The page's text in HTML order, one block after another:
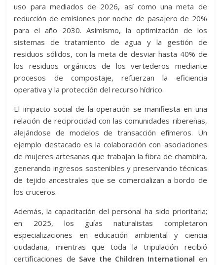
uso para mediados de 2026, así como una meta de
reducción de emisiones por noche de pasajero de 20%
para el año 2030. Asimismo, la optimización de los
sistemas de tratamiento de agua y la gestión de
residuos sólidos, con la meta de desviar hasta 40% de
los residuos orgánicos de los vertederos mediante
procesos de compostaje, refuerzan la eficiencia
operativa y la protección del recurso hídrico.
El impacto social de la operación se manifiesta en una
relación de reciprocidad con las comunidades ribereñas,
alejándose de modelos de transacción efímeros. Un
ejemplo destacado es la colaboración con asociaciones
de mujeres artesanas que trabajan la fibra de chambira,
generando ingresos sostenibles y preservando técnicas
de tejido ancestrales que se comercializan a bordo de
los cruceros.
Además, la capacitación del personal ha sido prioritaria;
en 2025, los guías naturalistas completaron
especializaciones en educación ambiental y ciencia
ciudadana, mientras que toda la tripulación recibió
certificaciones de Save the Children International en